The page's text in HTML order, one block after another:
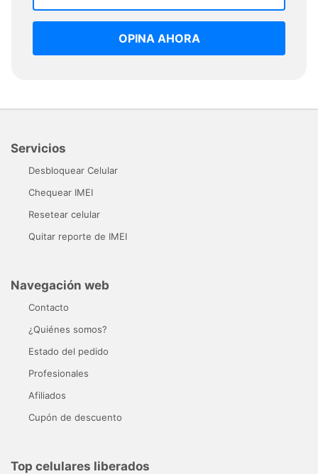
OPINA AHORA
Servicios
Desbloquear Celular
Chequear IMEI
Resetear celular
Quitar reporte de IMEI
Navegación web
Contacto
¿Quiénes somos?
Estado del pedido
Profesionales
Afiliados
Cupón de descuento
Top celulares liberados